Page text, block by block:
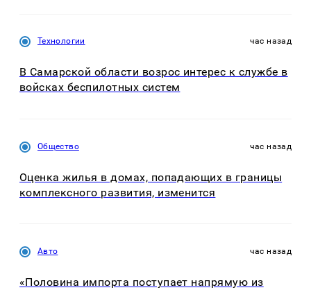
Технологии час назад
В Самарской области возрос интерес к службе в
войсках беспилотных систем
Общество час назад
Оценка жилья в домах, попадающих в границы
комплексного развития, изменится
Авто час назад
«Половина импорта поступает напрямую из